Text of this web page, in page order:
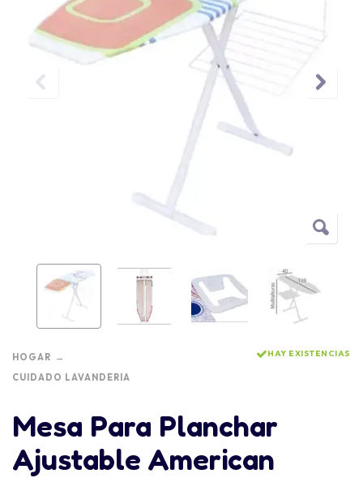
HOGAR
CUIDADO LAVANDERIA
HAY EXISTENCIAS
Mesa Para Planchar
Ajustable American